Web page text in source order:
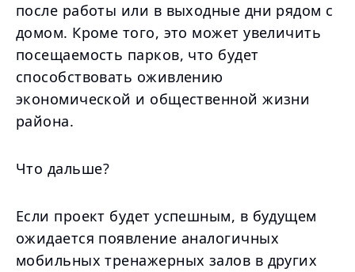
после работы или в выходные дни рядом с
домом. Кроме того, это может увеличить
посещаемость парков, что будет
способствовать оживлению
экономической и общественной жизни
района.
Что дальше?
Если проект будет успешным, в будущем
ожидается появление аналогичных
мобильных тренажерных залов в других